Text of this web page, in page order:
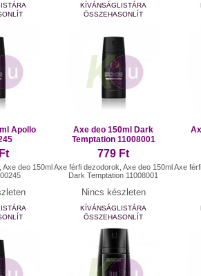
KÍVÁNSÁGLISTÁRA
ÖSSZEHASONLÍT
Apollo
Axe deo 150ml
Axe deo 150ml Dark
Temptation 11008001
779 Ft
Axe férfi dezodorok, Axe deo 150ml
Dark Temptation 11008001
Nincs készleten
KÍVÁNSÁGLISTÁRA
ÖSSZEHASONLÍT
Axe